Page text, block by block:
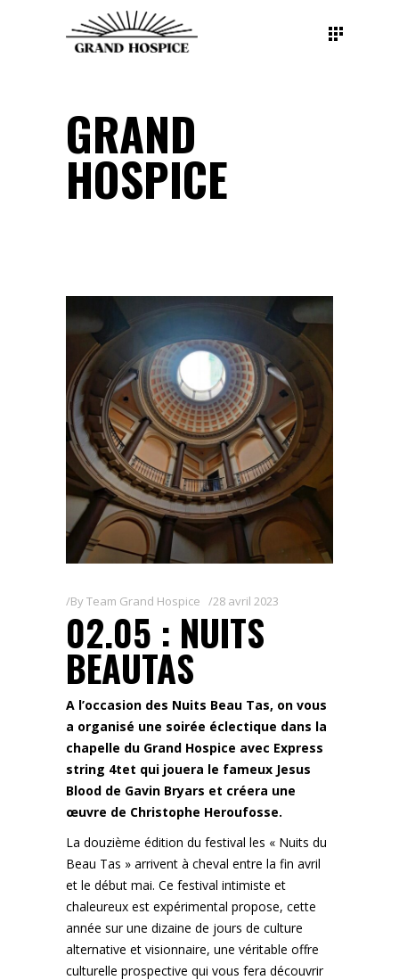
GRAND
HOSPICE
ByTeam Grand Hospice 28 avril 2023
02.05 : NUITS
BEAUTAS
A l’occasion des Nuits Beau Tas, on vous
a organisé une soirée éclectique dans la
chapelle du Grand Hospice avec Express
string 4tet qui jouera le fameux Jesus
Blood de Gavin Bryars et créera une
œuvre de Christophe Heroufosse.
La douzième édition du festival les « Nuits du
Beau Tas » arrivent à cheval entre la fin avril
et le début mai. Ce festival intimiste et
chaleureux est expérimental propose, cette
année sur une dizaine de jours de culture
alternative et visionnaire, une véritable offre
culturelle prospective qui vous fera découvrir